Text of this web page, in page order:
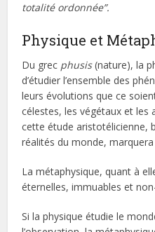
totalité ordonnée”.
Physique et
Du grec phusis(nature), la
d’étudier l’ensemble des
leurs évolutions que ce
célestes, les végétaux et les
cette étude aristotélicienne,
réalités du monde,
La métaphysique, quant à
éternelles, immuables et
Si la physique étudie le